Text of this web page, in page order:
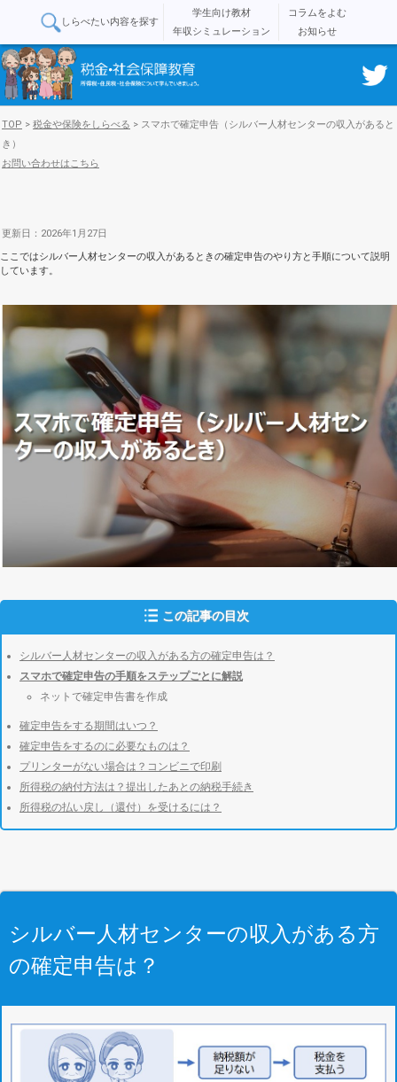
しらべたい内容を探す
学生向け教材
コラムをよむ
年収シミュレーション
お知らせ
TOP > 税金や保険をしらべる > スマホで確定申告（シルバー人材センターの収入があると
き）
お問い合わせはこちら
更新日：2026年1月27日
ここではシルバー人材センターの収入があるときの確定申告のやり方と手順について説明
しています。
この記事の目次
シルバー人材センターの収入がある方の確定申告は？
スマホで確定申告の手順をステップごとに解説
ネットで確定申告書を作成
確定申告をする期間はいつ？
確定申告をするのに必要なものは？
プリンターがない場合は？コンビニで印刷
所得税の納付方法は？提出したあとの納税手続き
所得税の払い戻し（還付）を受けるには？
シルバー人材センターの収入がある方
の確定申告は？